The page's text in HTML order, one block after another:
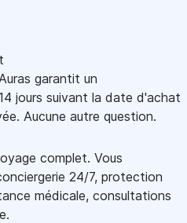
garantit un
jours suivant la date d'achat
Aucune autre question.
complet. Vous
24/7, protection
médicale, consultations